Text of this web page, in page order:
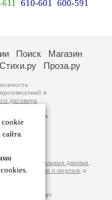
610-601
600-591
cookie
Поиск
Магазин
Стихи.ру Проза.ру
в
договора
авторам
возможна
за
на
персональных данных
информацию о портале и
100 тысяч